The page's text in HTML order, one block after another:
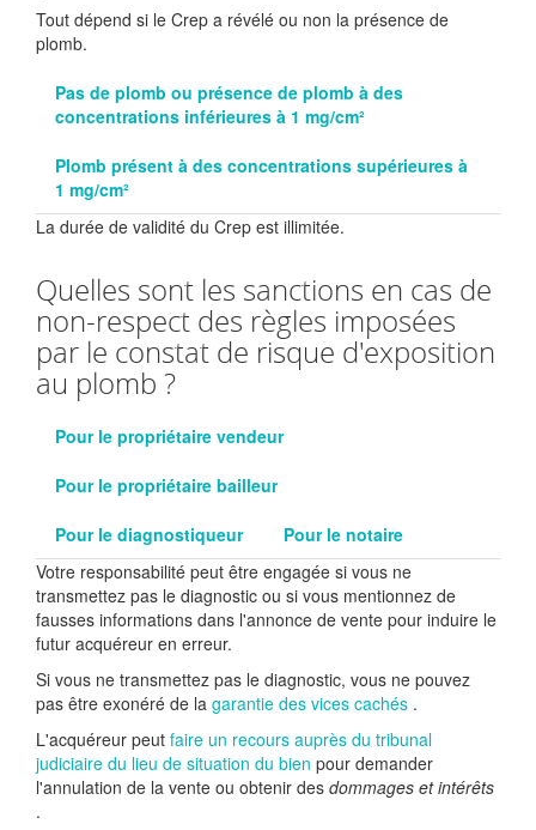
Tout dépend si le Crep a révélé ou non la présence de
plomb.
Pas de plomb ou présence de plomb à des
concentrations inférieures à 1 mg/cm²
Plomb présent à des concentrations supérieures à
1 mg/cm²
La durée de validité du Crep est illimitée.
Quelles sont les sanctions en cas de
non-respect des règles imposées
par le constat de risque d'exposition
au plomb ?
Pour le propriétaire vendeur
Pour le propriétaire bailleur
Pour le diagnostiqueur
Pour le notaire
Votre responsabilité peut être engagée si vous ne
transmettez pas le diagnostic ou si vous mentionnez de
fausses informations dans l'annonce de vente pour induire le
futur acquéreur en erreur.
Si vous ne transmettez pas le diagnostic, vous ne pouvez
pas être exonéré de la garantie des vices cachés .
L'acquéreur peut faire un recours auprès du tribunal
judiciaire du lieu de situation du bien pour demander
l'annulation de la vente ou obtenir des dommages et intérêts
.